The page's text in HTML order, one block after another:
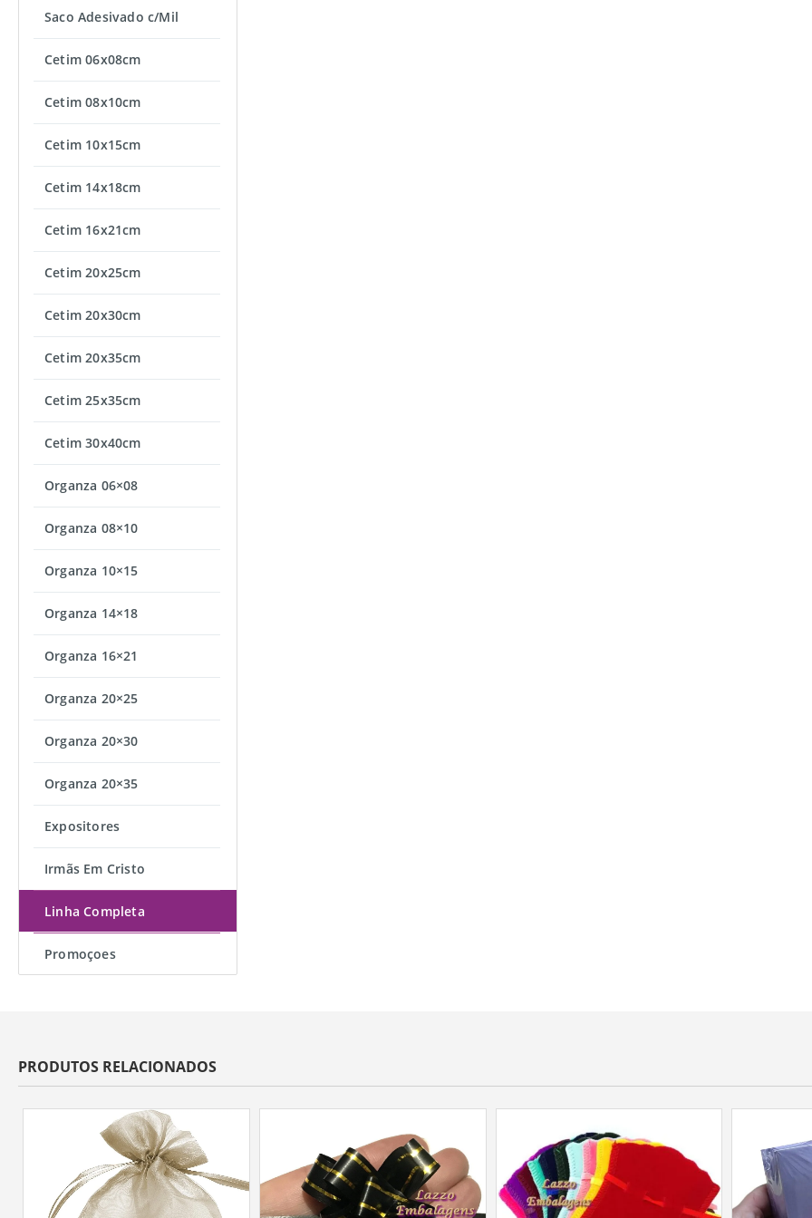
Saco Adesivado c/Mil
Cetim 06x08cm
Cetim 08x10cm
Cetim 10x15cm
Cetim 14x18cm
Cetim 16x21cm
Cetim 20x25cm
Cetim 20x30cm
Cetim 20x35cm
Cetim 25x35cm
Cetim 30x40cm
Organza 06×08
Organza 08×10
Organza 10×15
Organza 14×18
Organza 16×21
Organza 20×25
Organza 20×30
Organza 20×35
Expositores
Irmãs Em Cristo
Linha Completa
Promoçoes
PRODUTOS RELACIONADOS